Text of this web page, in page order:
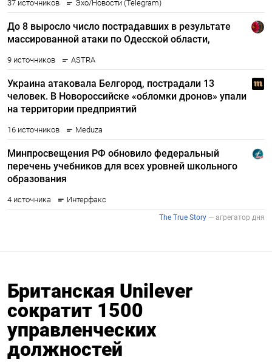
Британская Unilever
сократит 1500
управленческих
должностей